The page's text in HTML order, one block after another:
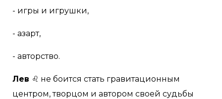
- игры и игрушки,
- азарт,
- авторство.
Лев ♌ не боится стать гравитационным
центром, творцом и автором своей судьбы